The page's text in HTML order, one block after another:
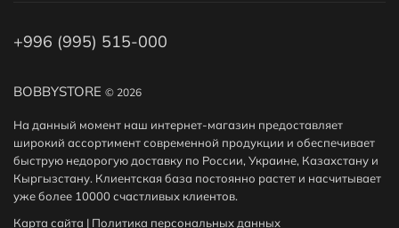
BOBBYSTORE © 2026
На данный момент наш интернет-магазин предоставляет
широкий ассортимент современной продукции и обеспечивает
быструю недорогую доставку по России, Украине, Казахстану и
Кыргызстану. Клиентская база постоянно растет и насчитывает
уже более 10000 счастливых клиентов.
Карта сайта | Политика персональных данных
+996 (995) 515-000